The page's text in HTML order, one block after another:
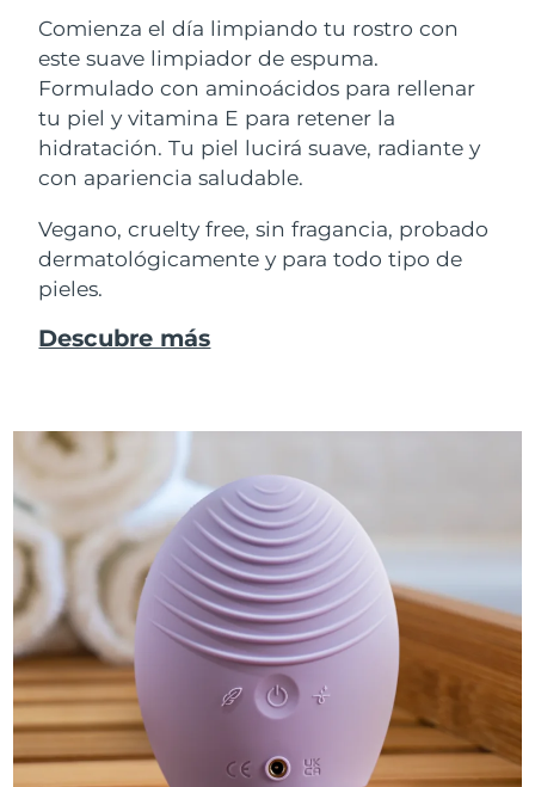
Comienza el día limpiando tu rostro con
este suave limpiador de espuma.
Formulado con aminoácidos para rellenar
tu piel y vitamina E para retener la
hidratación. Tu piel lucirá suave, radiante y
con apariencia saludable.
Vegano, cruelty free, sin fragancia, probado
dermatológicamente y para todo tipo de
pieles.
Descubre más